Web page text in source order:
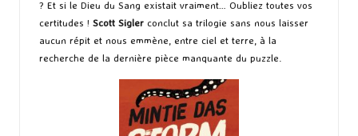
? Et si le Dieu du Sang existait vraiment… Oubliez toutes vos
certitudes ! Scott Sigler conclut sa trilogie sans nous laisser
aucun répit et nous emmène, entre ciel et terre, à la
recherche de la dernière pièce manquante du puzzle.